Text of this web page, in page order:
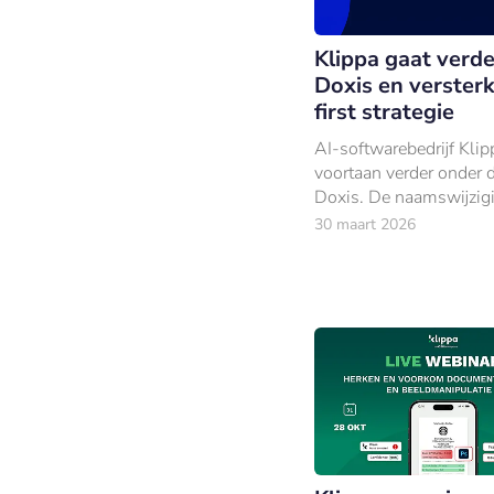
Klippa gaat
Doxis en
first strategie
AI-softwarebedrijf
voortaan verder onder
Doxis. De
markeert een nieuwe
30 maart 2026